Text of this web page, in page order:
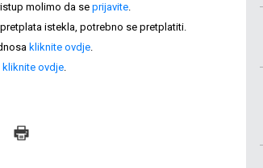
molimo da seprijavite.
istekla, potrebno se pretplatiti.
kliknite ovdje.
kliknite ovdje.